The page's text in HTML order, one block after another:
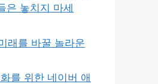
은 놓치지 마세
래를 바꿀 놀라운
를 위한 네이버 애